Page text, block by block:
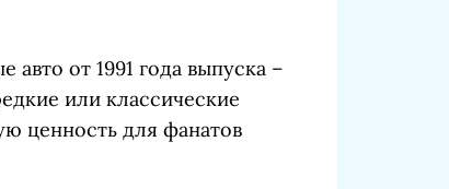
от 1991 года выпуска –
или классические
ценность для фанатов